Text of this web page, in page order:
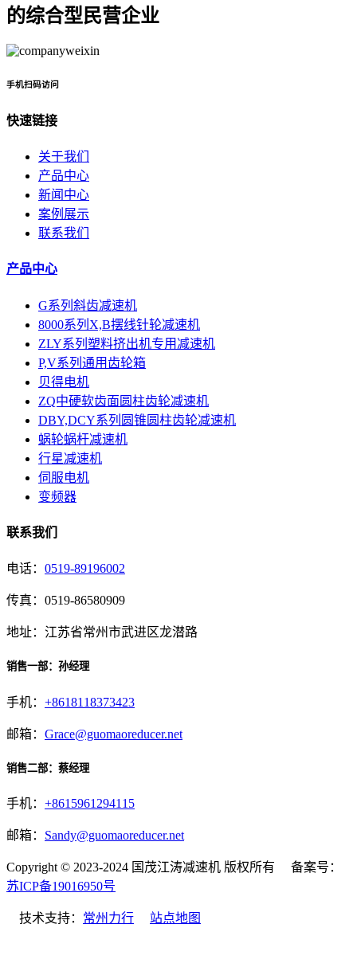
的综合型民营企业
手机扫码访问
快速链接
关于我们
产品中心
新闻中心
案例展示
联系我们
产品中心
G系列斜齿减速机
8000系列X,B摆线针轮减速机
ZLY系列塑料挤出机专用减速机
P,V系列通用齿轮箱
贝得电机
ZQ中硬软齿面圆柱齿轮减速机
DBY,DCY系列圆锥圆柱齿轮减速机
蜗轮蜗杆减速机
行星减速机
伺服电机
变频器
联系我们
电话： 0519-89196002
传真：0519-86580909
地址：江苏省常州市武进区龙潜路
销售一部：孙经理
手机： +8618118373423
邮箱： Grace@guomaoreducer.net
销售二部：蔡经理
手机： +8615961294115
邮箱： Sandy@guomaoreducer.net
Copyright © 2023-2024 国茂江涛减速机 版权所有 备案号：
苏ICP备19016950号
技术支持： 常州力行 站点地图